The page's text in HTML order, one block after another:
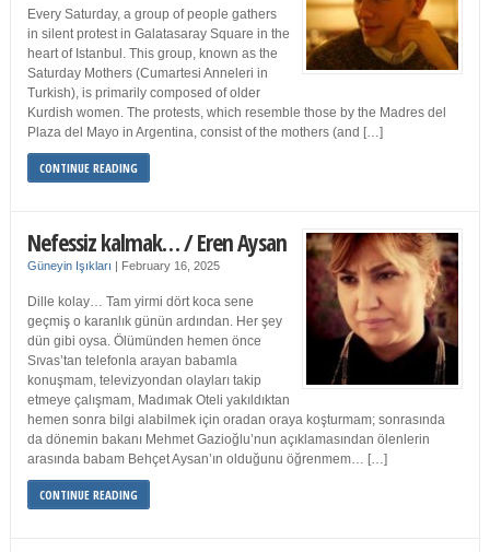
Every Saturday, a group of people gathers
in silent protest in Galatasaray Square in the
heart of Istanbul. This group, known as the
Saturday Mothers (Cumartesi Anneleri in
Turkish), is primarily composed of older
Kurdish women. The protests, which resemble those by the Madres del
Plaza del Mayo in Argentina, consist of the mothers (and […]
CONTINUE READING
Nefessiz kalmak… / Eren Aysan
Güneyin Işıkları | February 16, 2025
Dille kolay… Tam yirmi dört koca sene
geçmiş o karanlık günün ardından. Her şey
dün gibi oysa. Ölümünden hemen önce
Sıvas’tan telefonla arayan babamla
konuşmam, televizyondan olayları takip
etmeye çalışmam, Madımak Oteli yakıldıktan
hemen sonra bilgi alabilmek için oradan oraya koşturmam; sonrasında
da dönemin bakanı Mehmet Gazioğlu’nun açıklamasından ölenlerin
arasında babam Behçet Aysan’ın olduğunu öğrenmem… […]
CONTINUE READING